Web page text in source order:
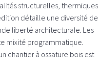
structurelles, thermiques
détaille une diversité de
liberté architecturale. Les
mixité programmatique.
chantier à ossature bois est